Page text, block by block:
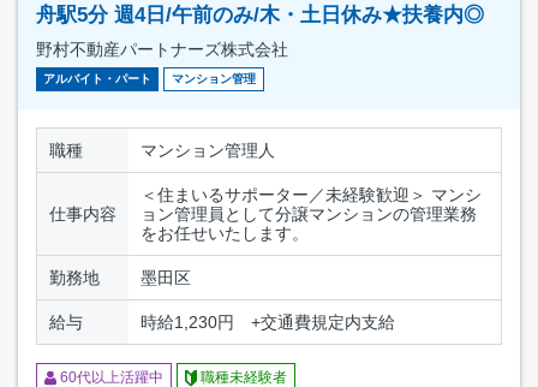
舟駅5分 週4日/午前のみ/木・土日休み★扶養内◎
野村不動産パートナーズ株式会社
アルバイト・パート マンション管理
職種 マンション管理人
仕事内容
＜住まいるサポーター／未経験歓迎＞ マンシ
ョン管理員として分譲マンションの管理業務
をお任せいたします。
勤務地 墨田区
給与 時給1,230円 +交通費規定内支給
60代以上活躍中 職種未経験者